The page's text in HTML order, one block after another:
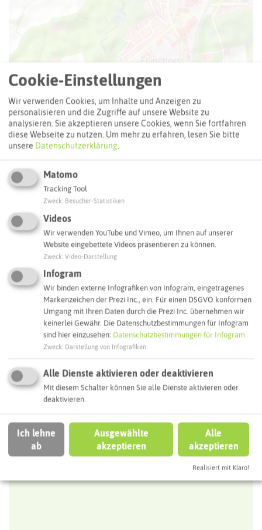
Haus Kleimann Reuer
Hegestraße 89
45966 Gladbeck
Interaktive Karte
Routenplanung zum Ziel:
ÖPNV-Route finden
Autoroute finden
Was ihr hier noch erleben könnt
Cookie-Einstellungen
Wir verwenden Cookies, um Inhalte und Anzeigen zu
personalisieren und die Zugriffe auf unsere Website zu
analysieren. Sie akzeptieren unsere Cookies, wenn Sie fortfahren
diese Webseite zu nutzen. Um mehr zu erfahren, lesen Sie bitte
unsere Datenschutzerklärung.
Matomo
Tracking Tool
Zweck Besucher-Statistiken
Videos
Wir verwenden YouTube und Vimeo, um Ihnen auf unserer
Website eingebettete Videos präsentieren zu können.
Zweck Video-Darstellung
Infogram
Wir binden externe Infografiken von Infogram, eingetragenes
Markenzeichen der Prezi Inc., ein. Für einen DSGVO konformen
Umgang mit Ihren Daten durch die Prezi Inc. übernehmen wir
keinerlei Gewähr. Die Datenschutzbestimmungen für Infogram
sind hier einzusehen: Datenschutzbestimmungen für Infogram
Zweck Darstellung von Infografiken
Alle Dienste aktivieren oder deaktivieren
Mit diesem Schalter können Sie alle Dienste aktivieren oder
deaktivieren.
Ich lehne
ab
Ausgewählte
akzeptieren
Alle
akzeptieren
Realisiert mit Klaro!